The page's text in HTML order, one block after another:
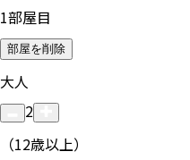
1部屋目
部屋を削除
大人
2
（12歳以上）